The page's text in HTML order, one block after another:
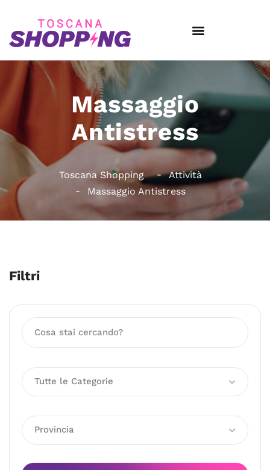
Massaggio
Antistress
Toscana Shopping
Attività
Massaggio Antistress
Filtri
Tutte le Categorie
Provincia